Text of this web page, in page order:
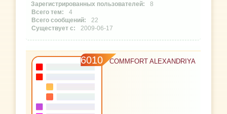
8
4
22
2009-06-17
6010 COMMFORT ALEXANDRIYA